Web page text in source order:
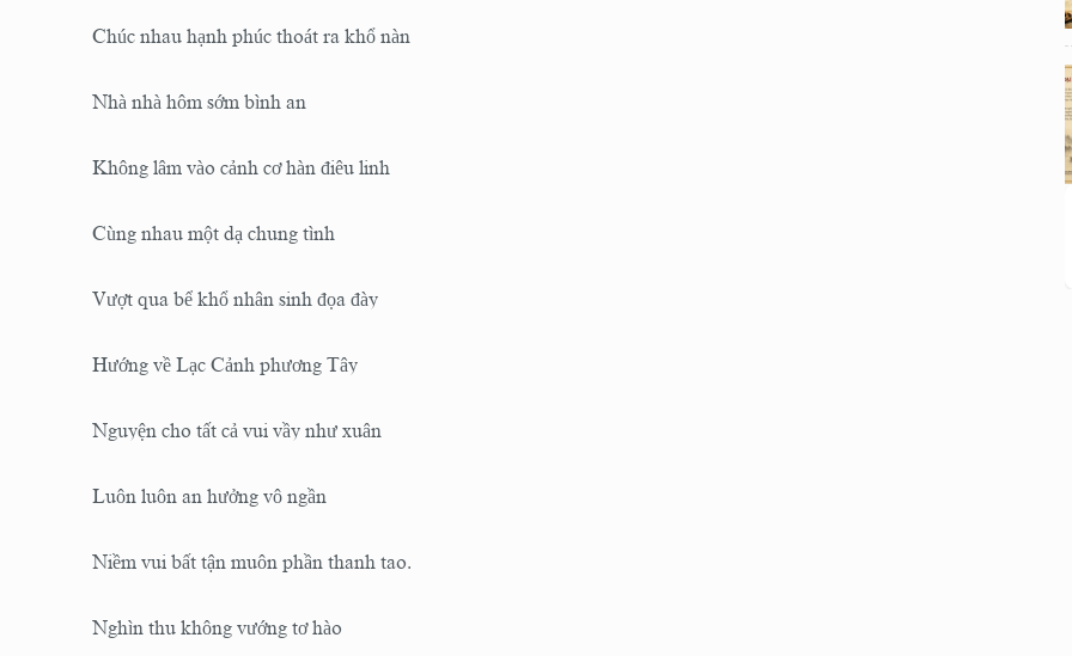
Chúc nhau hạnh phúc thoát ra khổ nàn
Nhà nhà hôm sớm bình an
Không lâm vào cảnh cơ hàn điêu linh
Cùng nhau một dạ chung tình
Vượt qua bể khổ nhân sinh đọa đày
Hướng về Lạc Cảnh phương Tây
Nguyện cho tất cả vui vầy như xuân
Luôn luôn an hưởng vô ngần
Niềm vui bất tận muôn phần thanh tao.
Nghìn thu không vướng tơ hào